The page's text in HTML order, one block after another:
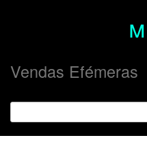
m
Vendas Efémeras